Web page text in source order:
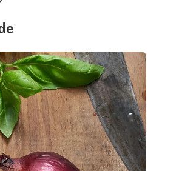
Sucre de
brut moulu
189
2.20
Bio Thym
94